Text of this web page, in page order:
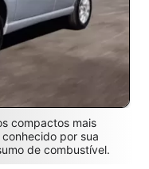
compactos mais
por sua
de combustível.